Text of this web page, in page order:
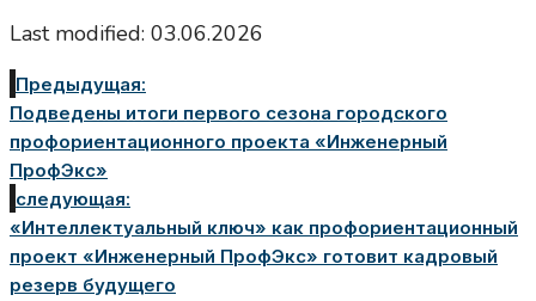
Last modified: 03.06.2026
Предыдущая:
Подведены итоги первого сезона городского
профориентационного проекта «Инженерный
ПрофЭкс»
следующая:
«Интеллектуальный ключ» как профориентационный
проект «Инженерный ПрофЭкс» готовит кадровый
резерв будущего